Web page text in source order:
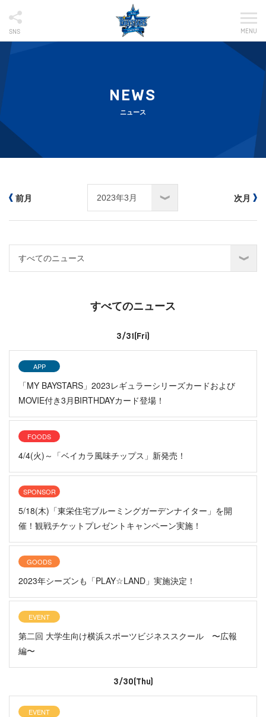
SNS MENU
NEWS
ニュース
前月 次月
すべてのニュース
3/31(Fri)
APP
「MY BAYSTARS」2023レギュラーシリーズカードおよび
MOVIE付き3月BIRTHDAYカード登場！
FOODS
4/4(火)～「ベイカラ風味チップス」新発売！
SPONSOR
5/18(木)「東栄住宅ブルーミングガーデンナイター」を開
催！観戦チケットプレゼントキャンペーン実施！
GOODS
2023年シーズンも「PLAY☆LAND」実施決定！
EVENT
第二回 大学生向け横浜スポーツビジネススクール 〜広報
編〜
3/30(Thu)
EVENT